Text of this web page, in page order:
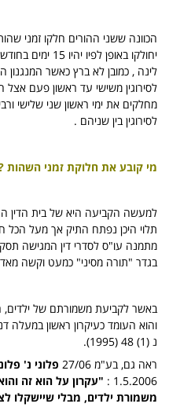
הכוונה ששני ההורים חלקו זמני
יחולקו באופן
לינה , כמובן לא ברץ כאשר
לסירוגין משישי עד ראשון פעם
מחלקים את ימי ראשון שני שלישי
לסירוגין בין שניהם .
מי קובע את חלוקת זמני השהות
למעשה הקביעה היא של בית הדין
תלוי היכן נפתח התיק אך מעל הכל
מתמנה עו"ס לסדרי דין המגישה
בגדר "תורה מסיני" כמעט וקשה
באשר לקביעת משמורתם של ילדים,
והוא העומד כעיקרון ראשון במעלה דנ"א
נ (1) 48 (1995).
ראה גם, בע"מ 27/06
פלוני נ'
1.5.2006 :
"עקרון על הוא זה
משמורת ילדים, מבלי שיישקלו